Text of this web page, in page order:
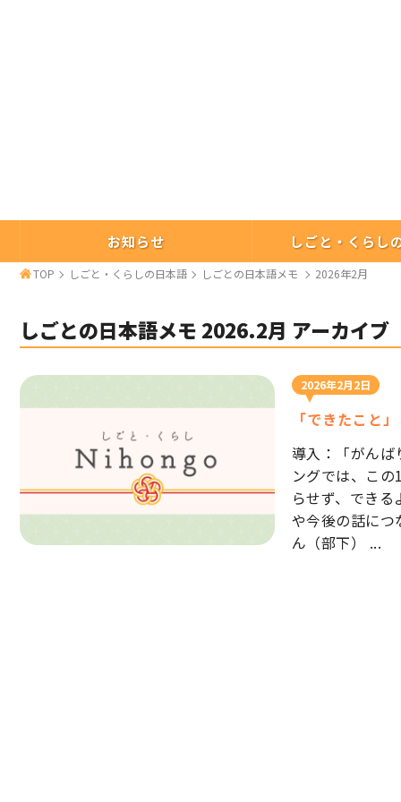
お知らせ しごと・くらし
TOP しごと・くらしの日本語 しごとの日本語メモ 2026年2月
しごとの日本語メモ 2026.2月 アーカイブ
「できたこと
2026年2月2日
導入：「がん
ングでは、こ
らせず、でき
や今後の話につ
ん（部下） ...